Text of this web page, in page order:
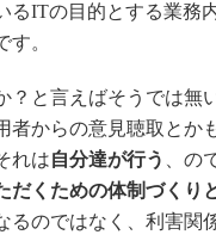
るITの目的とする業務
。
？と言えばそうでは無
者からの意見聴取とか
れは自分達が行う
、の
だくための体制づくり
るのではなく、利害関